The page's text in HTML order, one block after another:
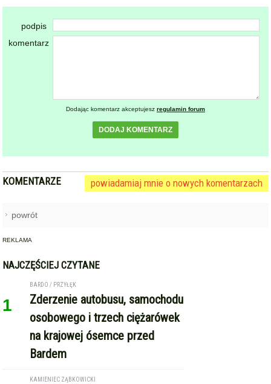
podpis
komentarz
Dodając komentarz akceptujesz regulamin forum
DODAJ KOMENTARZ
KOMENTARZE powiadamiaj mnie o nowych komentarzach
powrót
REKLAMA
NAJCZĘŚCIEJ CZYTANE
1
BARDO / PRZYŁĘK
Zderzenie autobusu, samochodu
osobowego i trzech ciężarówek
na krajowej ósemce przed
Bardem
KAMIENIEC ZĄBKOWICKI